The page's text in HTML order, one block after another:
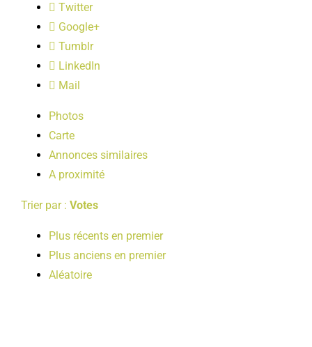
PUBLICATIONS
Twitter
Google+
Tumblr
LinkedIn
Mail
Photos
Carte
Annonces similaires
A proximité
Trier par : Votes
Plus récents en premier
Plus anciens en premier
Aléatoire